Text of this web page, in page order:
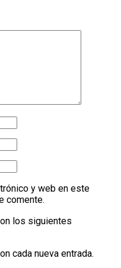
y web en este
comente.
los siguientes
cada nueva entrada.